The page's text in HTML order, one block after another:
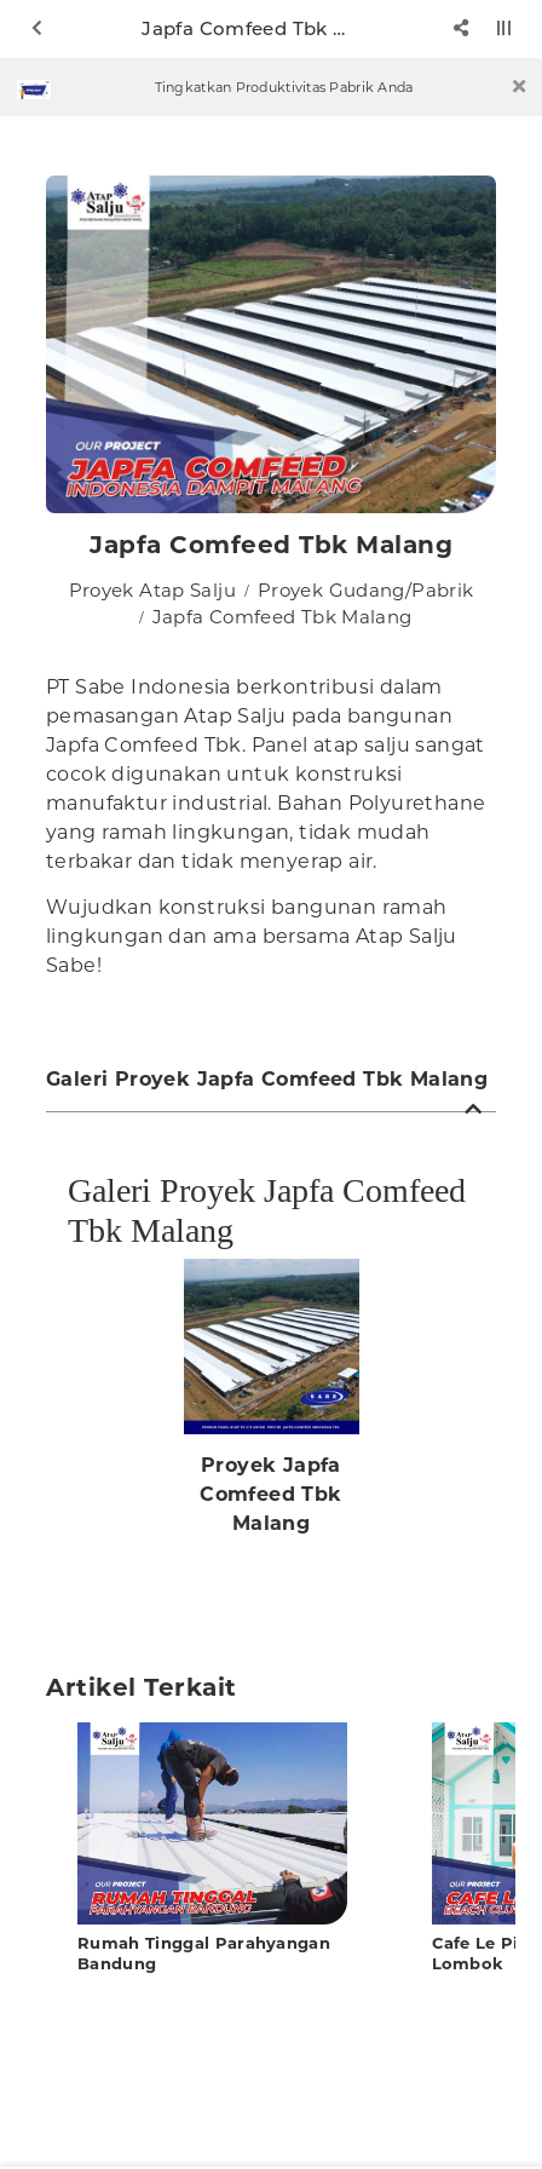
Japfa Comfeed Tbk Malang
Tingkatkan Produktivitas Pabrik Anda
Japfa Comfeed Tbk Malang
Proyek Atap Salju
Proyek Gudang/Pabrik
Japfa Comfeed Tbk Malang
PT Sabe Indonesia berkontribusi dalam
pemasangan Atap Salju pada bangunan
Japfa Comfeed Tbk. Panel atap salju sangat
cocok digunakan untuk konstruksi
manufaktur industrial. Bahan Polyurethane
yang ramah lingkungan, tidak mudah
terbakar dan tidak menyerap air.
Wujudkan konstruksi bangunan ramah
lingkungan dan ama bersama Atap Salju
Sabe!
Galeri Proyek Japfa Comfeed Tbk Malang
Galeri Proyek Japfa Comfeed
Tbk Malang
Proyek Japfa
Comfeed Tbk
Malang
Artikel Terkait
Rumah Tinggal Parahyangan
Bandung
Cafe Le
Lombok